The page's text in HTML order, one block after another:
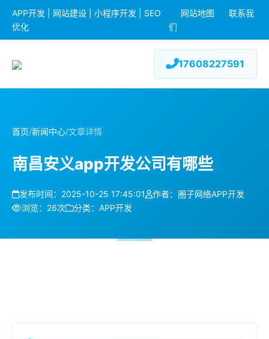
APP开发 | 网站建设 | 小程序开发 | SEO
优化
网站地图
联系我
们
17608227591
首页/新闻中心/文章详情
南昌安义app开发公司有哪些
发布时间：2025-10-25 17:45:01
作者：圈子网络APP开发
浏览：26次
分类：APP开发